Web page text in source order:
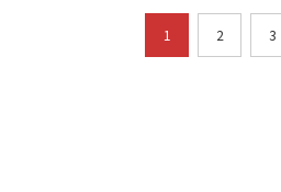
1 2 3